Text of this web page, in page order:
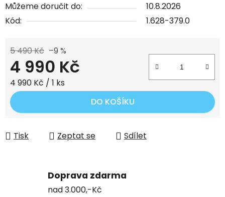
Můžeme doručit do:
10.8.2026
Kód:
1.628-379.0
5 490 Kč –9 %
4 990 Kč
Měrná cena:
4 990 Kč / 1 ks
DO KOŠÍKU
Tisk Zeptat se Sdílet
Doprava zdarma
nad 3.000,-Kč